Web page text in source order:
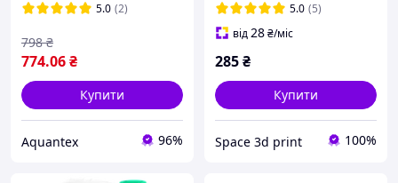
5.0 (2)
774.06₴
798 ₴
Купити
Aquantex 96%
5.0 (5)
від28₴/міс
285₴
Купити
Space 3d print 100%